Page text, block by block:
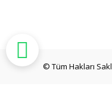
© Tüm Hakları